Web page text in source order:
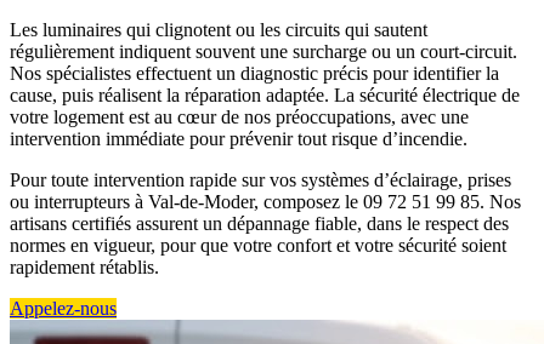
Les luminaires qui clignotent ou les circuits qui sautent
régulièrement indiquent souvent une surcharge ou un court-circuit.
Nos spécialistes effectuent un diagnostic précis pour identifier la
cause, puis réalisent la réparation adaptée. La sécurité électrique de
votre logement est au cœur de nos préoccupations, avec une
intervention immédiate pour prévenir tout risque d’incendie.
Pour toute intervention rapide sur vos systèmes d’éclairage, prises
ou interrupteurs à Val-de-Moder, composez le 09 72 51 99 85. Nos
artisans certifiés assurent un dépannage fiable, dans le respect des
normes en vigueur, pour que votre confort et votre sécurité soient
rapidement rétablis.
Appelez-nous